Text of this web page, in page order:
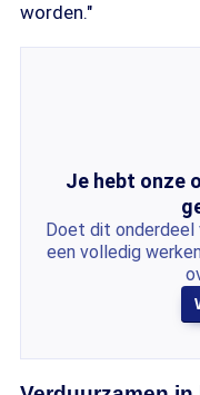
worden."
Je hebt onze
Doet dit onderdeel
een volledig